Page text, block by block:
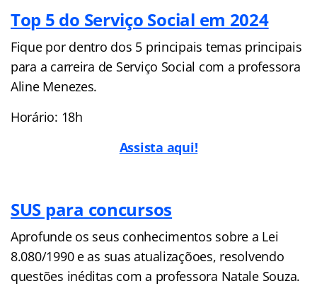
Top 5 do Serviço Social em 2024
Fique por dentro dos 5 principais temas principais
para a carreira de Serviço Social com a professora
Aline Menezes.
Horário: 18h
Assista aqui!
SUS para concursos
Aprofunde os seus conhecimentos sobre a Lei
8.080/1990 e as suas atualizaçõoes, resolvendo
questões inéditas com a professora Natale Souza.